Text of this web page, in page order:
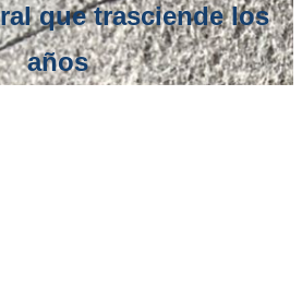
que trasciende los
años